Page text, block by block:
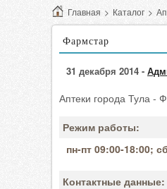
Главная > Каталог >
Фармстар
31 декабря 2014 -
Аптеки города Тула -
Режим работы:
пн-пт 09:00-18:00;
Контактные данные: